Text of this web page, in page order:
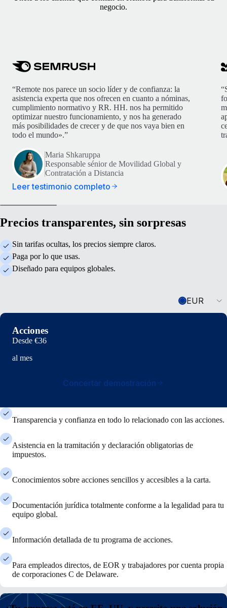
negocio.
“Remote nos parece un socio líder y de confianza: la
asistencia experta que nos ofrecen en cuanto a nóminas,
cumplimiento normativo y RR. HH. nos ha permitido
optimizar nuestro funcionamiento, y nos ha generado
más posibilidades de crecer y de que nos vaya bien en
todo el mundo».”
Maria Shkaruppa
Responsable sénior de Movilidad Global y
Contratación a Distancia
Leer testimonio completo
Precios transparentes, sin sorpresas
Sin tarifas ocultas, los precios siempre claros.
Paga por lo que usas.
Diseñado para equipos globales.
EUR
Acciones
Desde €36
al mes
Concertar demostración
Transparencia y confianza en todo lo relacionado con las acciones.
Asistencia en la tramitación y declaración obligatorias de
impuestos.
Conocimientos sobre acciones sencillos y accesibles a la carta.
Documentación jurídica totalmente conforme a la legalidad para tu
equipo global.
Información detallada de tu programa de acciones.
Para empleados directos, de EOR y trabajadores por cuenta propia
de corporaciones C de Delaware.